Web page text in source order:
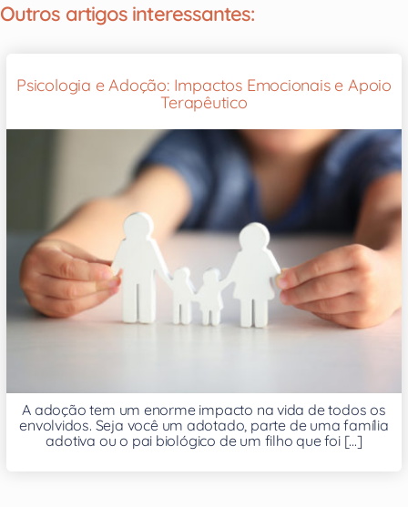
Outros artigos interessantes:
Psicologia e Adoção: Impactos Emocionais e Apoio
Terapêutico
A adoção tem um enorme impacto na vida de todos os
envolvidos. Seja você um adotado, parte de uma família
adotiva ou o pai biológico de um filho que foi [...]